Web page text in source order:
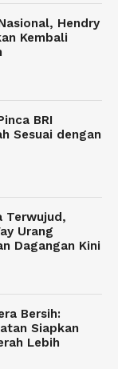
Hendry
Kembali
BRI
Sesuai dengan
Terwujud,
Urang
Dagangan Kini
Bersih:
Siapkan
Lebih